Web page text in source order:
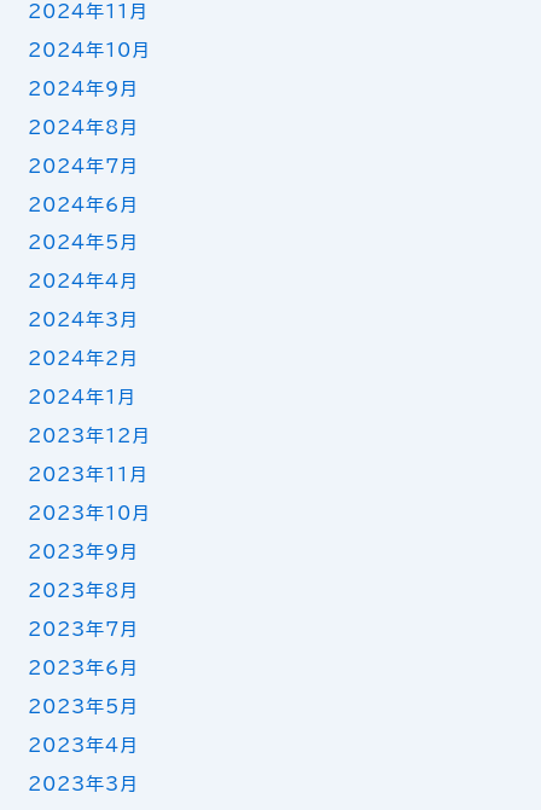
2024年11月
2024年10月
2024年9月
2024年8月
2024年7月
2024年6月
2024年5月
2024年4月
2024年3月
2024年2月
2024年1月
2023年12月
2023年11月
2023年10月
2023年9月
2023年8月
2023年7月
2023年6月
2023年5月
2023年4月
2023年3月